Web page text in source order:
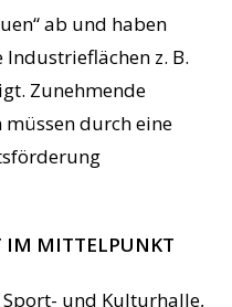
ab und haben
z. B.
Zunehmende
durch eine
IM MITTELPUNKT
und Kulturhalle,